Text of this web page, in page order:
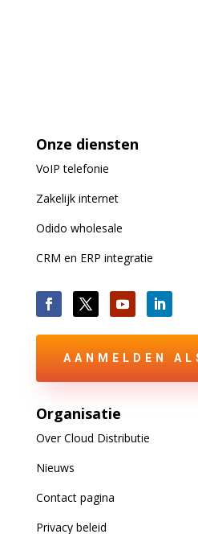
Onze diensten
VoIPtelefonie
Zakelijk internet
Odido wholesale
CRM en ERP integratie
AANMELDEN
Organisatie
Over Cloud Distributie
Nieuws
Contact pagina
Privacy beleid